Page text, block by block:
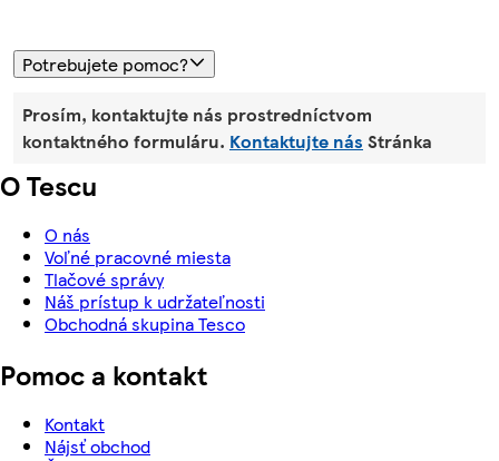
Potrebujete pomoc?
Prosím, kontaktujte nás prostredníctvom
kontaktného formuláru. Kontaktujte nás Stránka
O Tescu
O nás
Voľné pracovné miesta
Tlačové správy
Náš prístup k udržateľnosti
Obchodná skupina Tesco
Pomoc a kontakt
Kontakt
Nájsť obchod